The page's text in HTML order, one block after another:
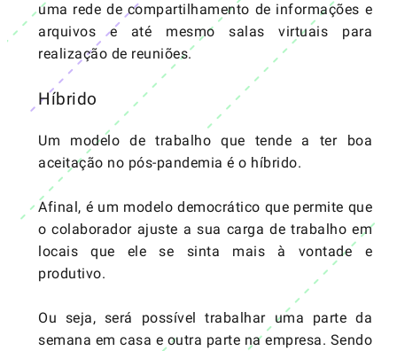
uma rede de compartilhamento de informações e
arquivos e até mesmo salas virtuais para
realização de reuniões.
Híbrido
Um modelo de trabalho que tende a ter boa
aceitação no pós-pandemia é o híbrido.
Afinal, é um modelo democrático que permite que
o colaborador ajuste a sua carga de trabalho em
locais que ele se sinta mais à vontade e
produtivo.
Ou seja, será possível trabalhar uma parte da
semana em casa e outra parte na empresa. Sendo